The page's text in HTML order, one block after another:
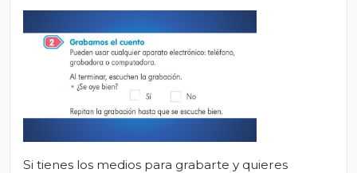
Si tienes los medios para grabarte y quieres